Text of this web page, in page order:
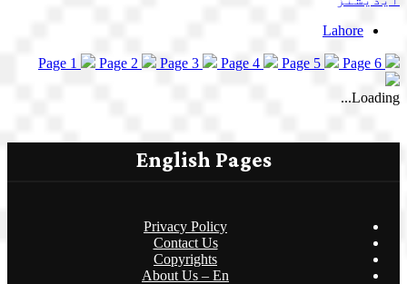
Lahore
Page 1 Page 2 Page 3 Page 4 Page 5 Page 6
Loading...
English Pages
Privacy Policy
Contact Us
Copyrights
About Us – En